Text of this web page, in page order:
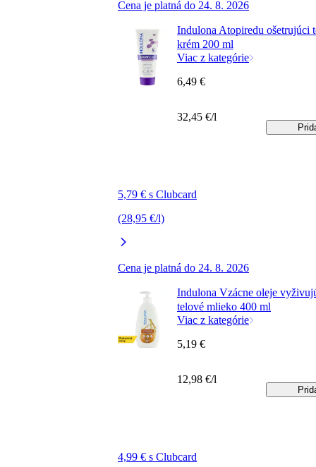
Cena je platná do 24. 8. 2026
Indulona Atopiredu ošetrujúci
krém 200 ml
Viac z kategórie
5,79 € s Clubcard
(28,95 €/l)
Cena je platná do 24. 8. 2026
6,49 €
32,45 €/l
Indulona Vzácne oleje
telové mlieko 400 ml
Viac z kategórie
4,99 € s Clubcard
5,19 €
12,98 €/l